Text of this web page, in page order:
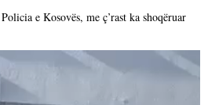
e Kosovës, me ç’rast ka shoqëruar